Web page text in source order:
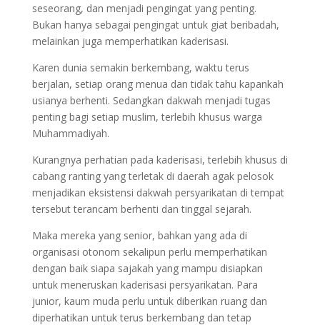
seseorang, dan menjadi pengingat yang penting.
Bukan hanya sebagai pengingat untuk giat beribadah,
melainkan juga memperhatikan kaderisasi.
Karen dunia semakin berkembang, waktu terus
berjalan, setiap orang menua dan tidak tahu kapankah
usianya berhenti. Sedangkan dakwah menjadi tugas
penting bagi setiap muslim, terlebih khusus warga
Muhammadiyah.
Kurangnya perhatian pada kaderisasi, terlebih khusus di
cabang ranting yang terletak di daerah agak pelosok
menjadikan eksistensi dakwah persyarikatan di tempat
tersebut terancam berhenti dan tinggal sejarah.
Maka mereka yang senior, bahkan yang ada di
organisasi otonom sekalipun perlu memperhatikan
dengan baik siapa sajakah yang mampu disiapkan
untuk meneruskan kaderisasi persyarikatan. Para
junior, kaum muda perlu untuk diberikan ruang dan
diperhatikan untuk terus berkembang dan tetap